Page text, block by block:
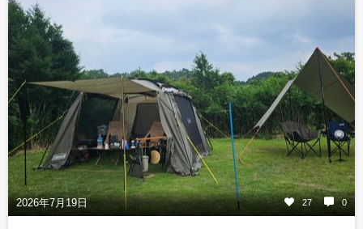
2026年7月19日 27 0